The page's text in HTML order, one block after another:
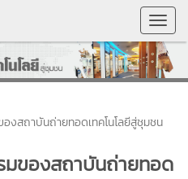
งสถาบันถ่ายทอดเทคโนโลยีสู่ชุมชน
มของสถาบันถ่ายทอด